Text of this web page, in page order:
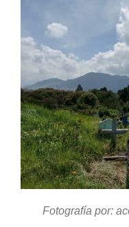
Fotografía por: